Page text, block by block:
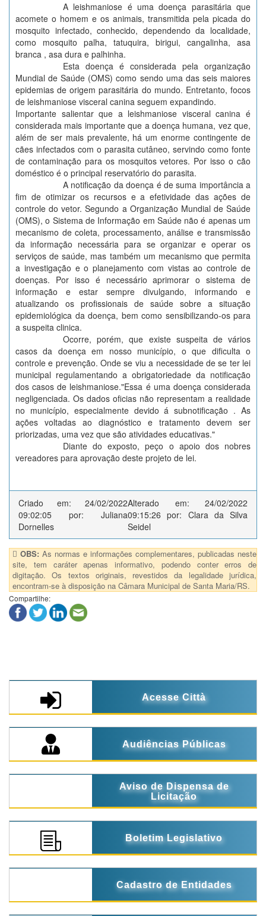
A leishmaniose é uma doença parasitária que
acomete o homem e os animais, transmitida pela picada do
mosquito infectado, conhecido, dependendo da localidade,
como mosquito palha, tatuquira, birigui, cangalinha, asa
branca , asa dura e palhinha.
Esta doença é considerada pela organização
Mundial de Saúde (OMS) como sendo uma das seis maiores
epidemias de origem parasitária do mundo. Entretanto, focos
de leishmaniose visceral canina seguem expandindo.
Importante salientar que a leishmaniose visceral canina é
considerada mais importante que a doença humana, vez que,
além de ser mais prevalente, há um enorme contingente de
cães infectados com o parasita cutâneo, servindo como fonte
de contaminação para os mosquitos vetores. Por isso o cão
doméstico é o principal reservatório do parasita.
A notificação da doença é de suma importância a
fim de otimizar os recursos e a efetividade das ações de
controle do vetor. Segundo a Organização Mundial de Saúde
(OMS), o Sistema de Informação em Saúde não é apenas um
mecanismo de coleta, processamento, análise e transmissão
da informação necessária para se organizar e operar os
serviços de saúde, mas também um mecanismo que permita
a investigação e o planejamento com vistas ao controle de
doenças. Por isso é necessário aprimorar o sistema de
informação e estar sempre divulgando, informando e
atualizando os profissionais de saúde sobre a situação
epidemiológica da doença, bem como sensibilizando-os para
a suspeita clinica.
Ocorre, porém, que existe suspeita de vários
casos da doença em nosso município, o que dificulta o
controle e prevenção. Onde se viu a necessidade de se ter lei
municipal regulamentando a obrigatoriedade da notificação
dos casos de leishmaniose."Essa é uma doença considerada
negligenciada. Os dados oficias não representam a realidade
no município, especialmente devido á subnotificação . As
ações voltadas ao diagnóstico e tratamento devem ser
priorizadas, uma vez que são atividades educativas."
Diante do exposto, peço o apoio dos nobres
vereadores para aprovação deste projeto de lei.
Criado em: 24/02/2022
09:02:05 por: Juliana
Dornelles
Alterado em: 24/02/2022
09:15:26 por: Clara da Silva
Seidel
OBS: As normas e informações complementares, publicadas neste
site, tem caráter apenas informativo, podendo conter erros de
digitação. Os textos originais, revestidos da legalidade jurídica,
encontram-se à disposição na Câmara Municipal de Santa Maria/RS.
Compartilhe:
Acesse Città
Audiências Públicas
Aviso de Dispensa de
Licitação
Boletim Legislativo
Cadastro de Entidades